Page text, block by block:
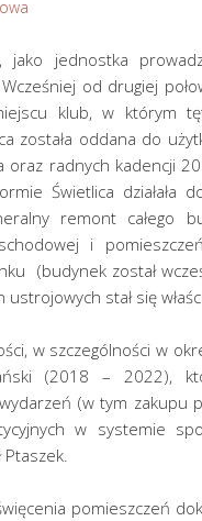
jako jednostka
od drugiej
klub, w którym
została oddana do
radnych kadencji
Świetlica działała
remont całego
i
(budynek został
stał się
w szczególności w
(2018 – 2022),
(w tym zakupu
w systemie
pomieszczeń